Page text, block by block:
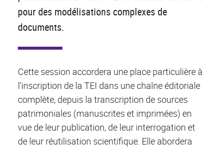
pour des modélisations complexes de
documents.
Cette session accordera une place particulière à
l’inscription de la TEI dans une chaîne éditoriale
complète, depuis la transcription de sources
patrimoniales (manuscrites et imprimées) en
vue de leur publication, de leur interrogation et
de leur réutilisation scientifique. Elle abordera